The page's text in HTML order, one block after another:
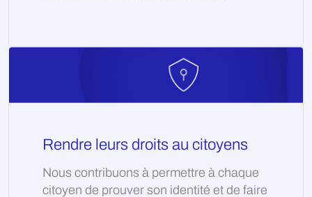
Rendre leurs droits au citoyens
Nous contribuons à permettre à chaque
citoyen de prouver son identité et de faire